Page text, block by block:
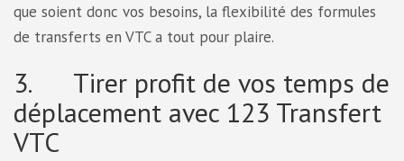
que soient donc vos besoins, la flexibilité des formules
de transferts en VTC a tout pour plaire.
3. Tirer profit de vos temps de
déplacement avec 123 Transfert
VTC